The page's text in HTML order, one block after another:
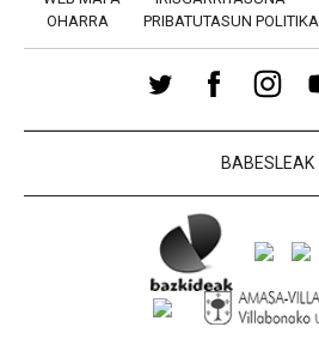
OHARRA
PRIBATUTASUN POLITIKA
BABESLEAK